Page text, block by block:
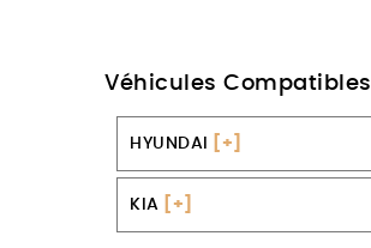
Véhicules Compatibles
HYUNDAI [+]
KIA [+]